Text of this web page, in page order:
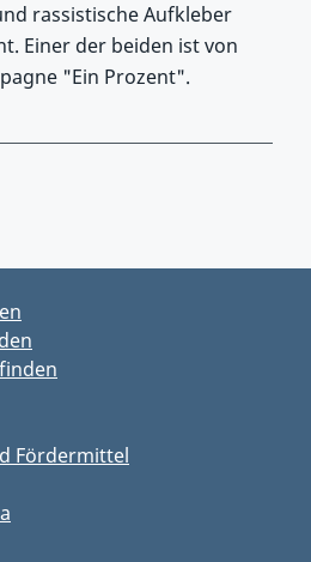
rassistische Aufkleber
Einer der beiden ist von
"Ein Prozent".
Fördermittel